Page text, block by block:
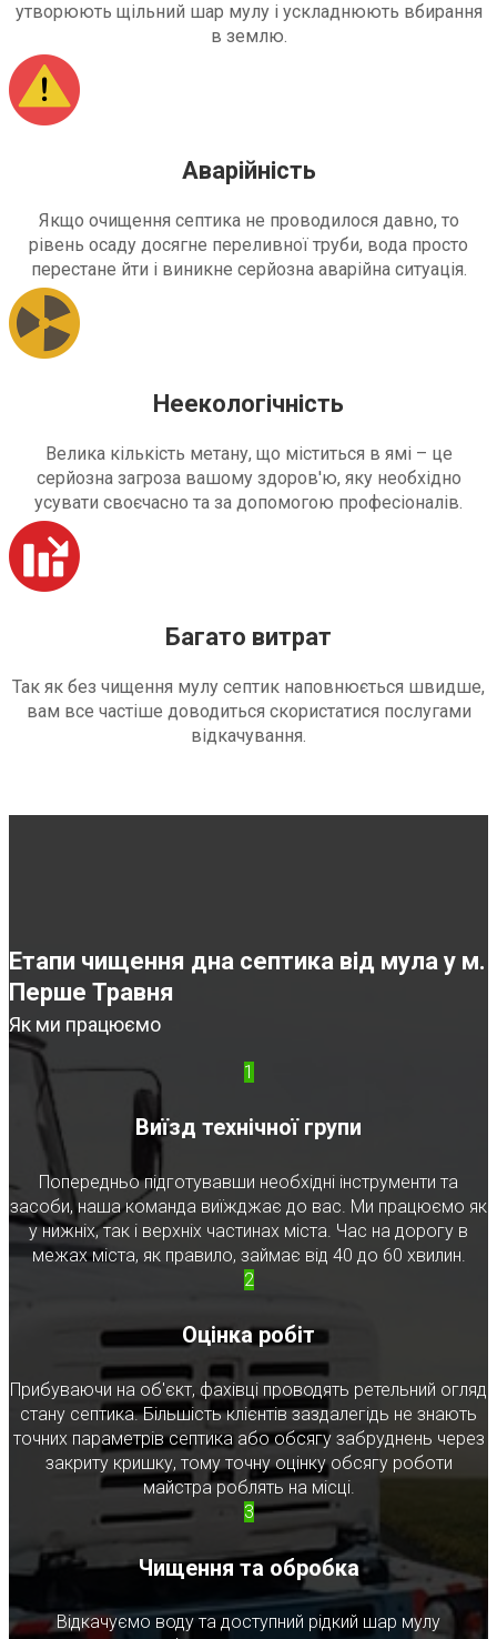
утворюють щільний шар мулу і ускладнюють вбирання
в землю.
Аварійність
Якщо очищення септика не проводилося давно, то
рівень осаду досягне переливної труби, вода просто
перестане йти і виникне серйозна аварійна ситуація.
Неекологічність
Велика кількість метану, що міститься в ямі – це
серйозна загроза вашому здоров'ю, яку необхідно
усувати своєчасно та за допомогою професіоналів.
Багато витрат
Так як без чищення мулу септик наповнюється швидше,
вам все частіше доводиться скористатися послугами
відкачування.
Етапи чищення дна септика від мула у м.
Перше Травня
Як ми працюємо
1
Виїзд технічної групи
Попередньо підготувавши необхідні інструменти та
засоби, наша команда виїжджає до вас. Ми працюємо як
у нижніх, так і верхніх частинах міста. Час на дорогу в
межах міста, як правило, займає від 40 до 60 хвилин.
2
Оцінка робіт
Прибуваючи на об'єкт, фахівці проводять ретельний огляд
стану септика. Більшість клієнтів заздалегідь не знають
точних параметрів септика або обсягу забруднень через
закриту кришку, тому точну оцінку обсягу роботи
майстра роблять на місці.
3
Чищення та обробка
Відкачуємо воду та доступний рідкий шар мулу